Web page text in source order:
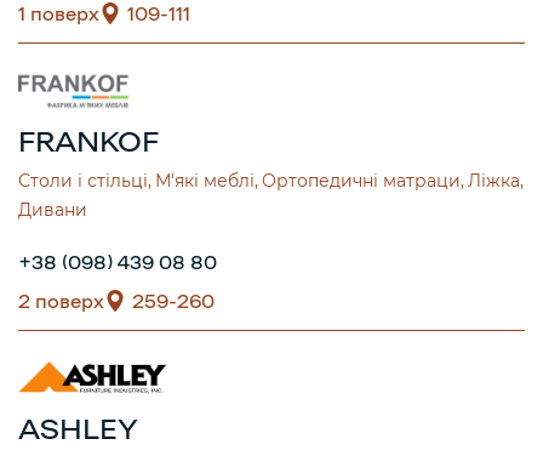
1 поверх
109-111
FRANKOF
Столи і стільці М'які меблі Ортопедичні матраци Ліжка
Дивани
+38 (098) 439 08 80
2 поверх
259-260
ASHLEY